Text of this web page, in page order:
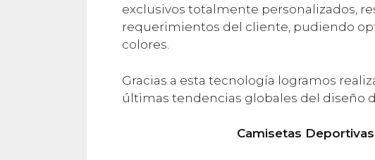
exclusivos totalmente personalizados,
requerimientos del cliente, pudiendo
colores.
Gracias a esta tecnología logramos
últimas tendencias globales del diseño
Camisetas